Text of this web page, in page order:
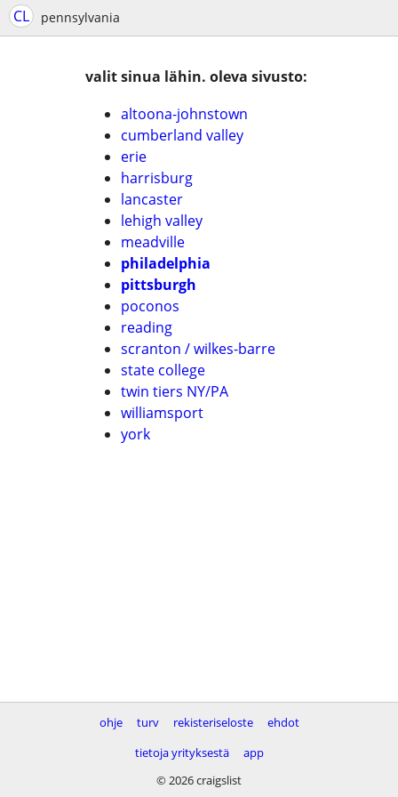
CL pennsylvania
valit sinua lähin. oleva sivusto:
altoona-johnstown
cumberland valley
erie
harrisburg
lancaster
lehigh valley
meadville
philadelphia
pittsburgh
poconos
reading
scranton / wilkes-barre
state college
twin tiers NY/PA
williamsport
york
ohje turv rekisteriseloste
ehdot
tietoja yrityksestä
app
© 2026 craigslist